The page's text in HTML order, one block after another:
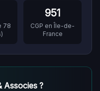
78
)
951
CGP en Île-de-
France
Associes ?